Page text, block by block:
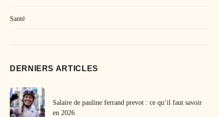
Santé
DERNIERS ARTICLES
Salaire de pauline ferrand prevot : ce qu’il faut savoir
en 2026